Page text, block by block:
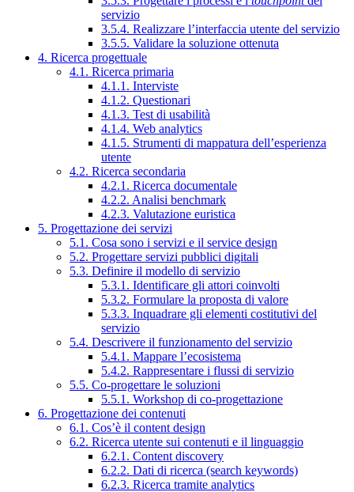
servizio
3.5.4. Realizzare l’interfaccia utente del servizio
3.5.5. Validare la soluzione ottenuta
4. Ricerca progettuale
4.1. Ricerca primaria
4.1.1. Interviste
4.1.2. Questionari
4.1.3. Test di usabilità
4.1.4. Web analytics
4.1.5. Strumenti di mappatura dell’esperienza
utente
4.2. Ricerca secondaria
4.2.1. Ricerca documentale
4.2.2. Analisi benchmark
4.2.3. Valutazione euristica
5. Progettazione dei servizi
5.1. Cosa sono i servizi e il service design
5.2. Progettare servizi pubblici digitali
5.3. Definire il modello di servizio
5.3.1. Identificare gli attori coinvolti
5.3.2. Formulare la proposta di valore
5.3.3. Inquadrare gli elementi costitutivi del
servizio
5.4. Descrivere il funzionamento del servizio
5.4.1. Mappare l’ecosistema
5.4.2. Rappresentare i flussi di servizio
5.5. Co-progettare le soluzioni
5.5.1. Workshop di co-progettazione
6. Progettazione dei contenuti
6.1. Cos’è il content design
6.2. Ricerca utente sui contenuti e il linguaggio
6.2.1. Content discovery
6.2.2. Dati di ricerca (search keywords)
6.2.3. Ricerca tramite analytics